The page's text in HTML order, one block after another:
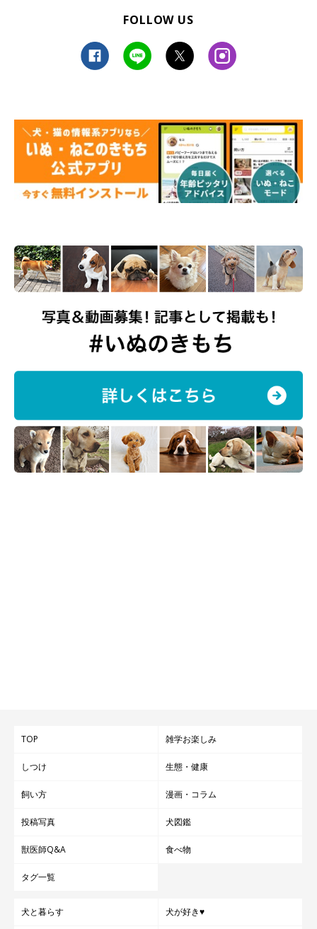
プロフィール
穴澤 賢(あなざわ まさる)
1971年大阪生まれ。2005年、愛犬との日常をつづったブログ
曲したコンピレーションアルバムとエッセイをまとめたCDブッ
ク『Another Side Of Music』(ワーナーミュージック・ジャパ
ン)、愛犬の死から一年後の心境を語った『またね、富士丸。』
（世界文化社）、本連載をまとめた『また、犬と暮らして』(世
界文化社)などがある。2015年、長年犬と暮らした経験から
というブランドを立ち上げる。
ブログ「Another Days」
インスタグラム
大吉(2011年8月17日生まれ・オス)
FOLLOW US
TOP 雑学お楽しみ
しつけ 生態・健康
飼い方 漫画・コラム
投稿写真 犬図鑑
獣医師Q&A 食べ物
タグ一覧
犬と暮らす 犬が好き♥